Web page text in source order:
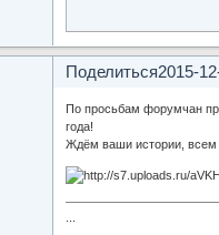
Поделиться2015-
По просьбам форумчан
года!
Ждём ваши истории, всем